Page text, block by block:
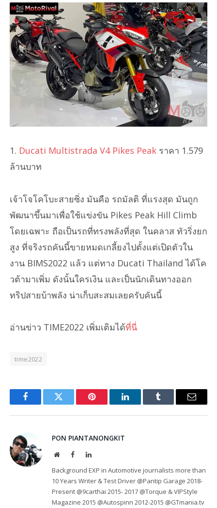
1. Ducati Multistrada V4 Pikes Peak ราคา 1.579
ล้านบาท
เจ้าโจโคโบะสายซิ่ง มันคือ รถมัลติ ที่แรงสุด มันถูก
พัฒนาขึ้นมาเพื่อใช้แข่งขัน Pikes Peak Hill Climb
โดยเฉพาะ ถือเป็นรถที่ทรงพลังที่สุด ในคลาส ทัวริ่งยก
สูง ที่จริงรถคันนี้ขายหมดเกลี้ยงไปตั้งแต่เปิดตัวใน
งาน BIMS2022 แล้ว แต่ทาง Ducati Thailand ได้โค
วต้ามาเพิ่ม ดังนั้นใครเงิน และเป็นนักเดินทางออก
ทริปสายบ้าพลัง น่าเก็บสะสมเลยครับคันนี้
อ่านข่าว TIME2022 เพิ่มเติมได้ที่นี่
time2022
FacebookTwitter Pinterest LinkedInTumblr Email
PON PIANTANONGKIT
WebsiteFacebookLinkedIn
Background EXP in Automotive journalists more than
10 Years Writer & Test Driver @Pantip Garage 2018-
Present @9carthai 2015- 2017 @Torque & VIPStyle
Magazine 2015 @Autospinn 2012-2015 @GTmania.tv